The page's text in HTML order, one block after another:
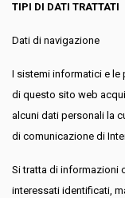
TIPI DI DATI TRATTATI
Dati di navigazione
I sistemi informatici e
di questo sito web
alcuni dati personali la
di comunicazione di
Si tratta di informazioni
interessati identificati,